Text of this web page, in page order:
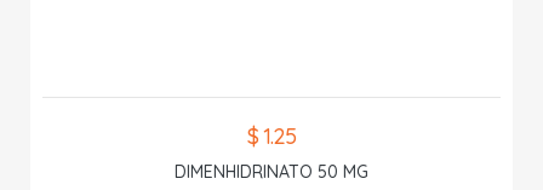
$ 1.25
DIMENHIDRINATO 50 MG